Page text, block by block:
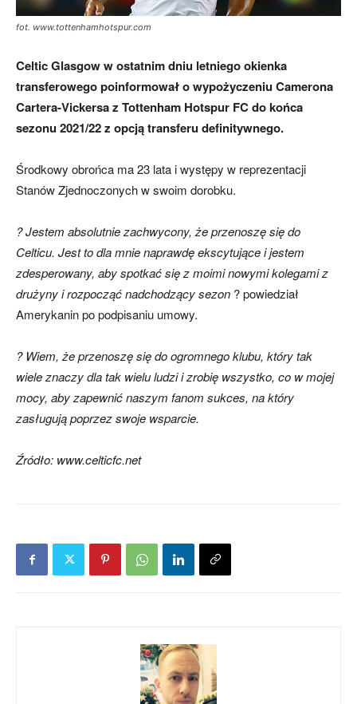
skład)
fot. www.tottenhamhotspur.com
Celtic Glasgow w ostatnim dniu letniego okienka
transferowego poinformował o wypożyczeniu Camerona
Cartera-Vickersa z Tottenham Hotspur FC do końca
sezonu 2021/22 z opcją transferu definitywnego.
Środkowy obrońca ma 23 lata i występy w reprezentacji
Stanów Zjednoczonych w swoim dorobku.
? Jestem absolutnie zachwycony, że przenoszę się do
Celticu. Jest to dla mnie naprawdę ekscytujące i jestem
zdesperowany, aby spotkać się z moimi nowymi kolegami z
drużyny i rozpocząć nadchodzący sezon ? powiedział
Amerykanin po podpisaniu umowy.
? Wiem, że przenoszę się do ogromnego klubu, który tak
wiele znaczy dla tak wielu ludzi i zrobię wszystko, co w mojej
mocy, aby zapewnić naszym fanom sukces, na który
zasługują poprzez swoje wsparcie.
Źródło: www.celticfc.net